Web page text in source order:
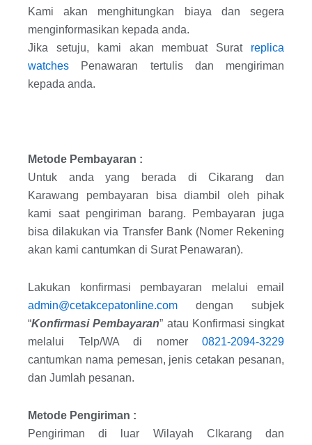
Kami akan menghitungkan biaya dan segera
menginformasikan kepada anda.
Jika setuju, kami akan membuat Surat replica
watches Penawaran tertulis dan mengiriman
kepada anda.
Metode Pembayaran :
Untuk anda yang berada di Cikarang dan
Karawang pembayaran bisa diambil oleh pihak
kami saat pengiriman barang. Pembayaran juga
bisa dilakukan via Transfer Bank (Nomer Rekening
akan kami cantumkan di Surat Penawaran).
Lakukan konfirmasi pembayaran melalui email
admin@cetakcepatonline.com dengan subjek
“Konfirmasi Pembayaran” atau Konfirmasi singkat
melalui Telp/WA di nomer 0821-2094-3229
cantumkan nama pemesan, jenis cetakan pesanan,
dan Jumlah pesanan.
Metode Pengiriman :
Pengiriman di luar Wilayah CIkarang dan